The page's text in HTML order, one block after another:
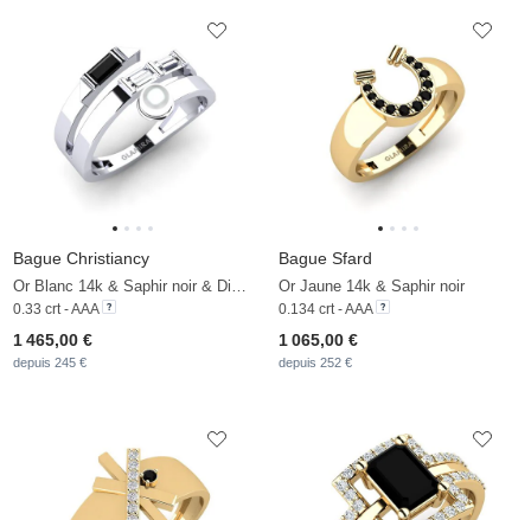
Bague Christiancy
0.33 crt - AAA
1 465,00 €
depuis 245 €
Bague Sfard
Or Jaune 14k & Saphir noir
0.134 crt - AAA
1 065,00 €
depuis 252 €